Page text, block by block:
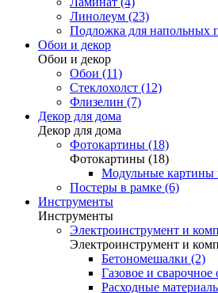
Линолеум (23)
Подложка для напольных
Обои и декор
Обои и декор
Обои (11)
Стеклохолст (12)
Флизелин (7)
Декор для дома
Декор для дома
Фотокартины (18)
Фотокартины (18)
Модульные картины
Постеры в рамке (6)
Инструменты
Инструменты
Электроинструмент и
Электроинструмент и
Бетономешалки (2)
Газовое и сварочное
Расходные